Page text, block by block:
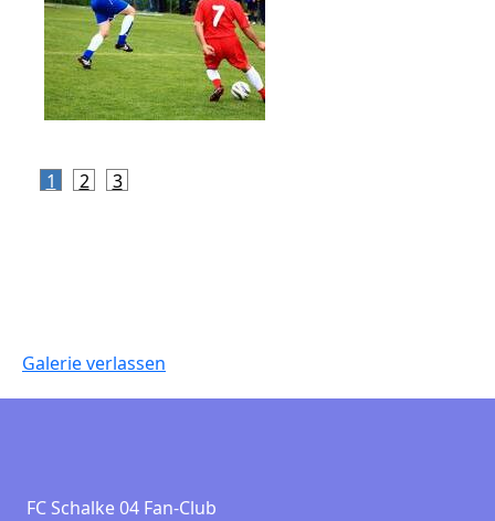
1 2 3
Galerie verlassen
FC Schalke 04 Fan-Club